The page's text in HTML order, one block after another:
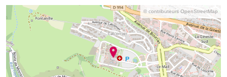
© contributeurs OpenStreetMap